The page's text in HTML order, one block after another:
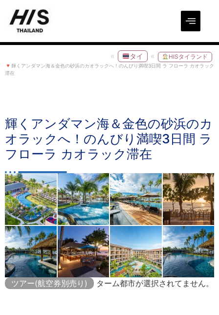
HISタイランド
タイ
輝くアンダマン海＆金色の砂浜のカオラックへ！のんびり満喫3日間 ラ フローラ カオラック
滞在
輝くアンダマン海＆金色の砂浜のカ
オラックへ！のんびり満喫3日間 ラ
フローラ カオラック滞在
ツアー(航空券別売り) ターム都市が選択されてません。